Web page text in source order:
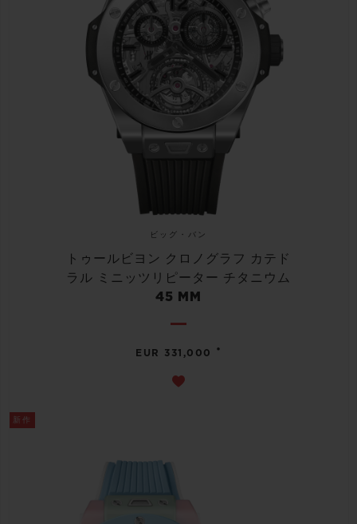
ビッグ・バン
トゥールビヨン クロノグラフ カテド
ラル ミニッツリピーター チタニウム
45 MM
EUR 331,000 •
新作